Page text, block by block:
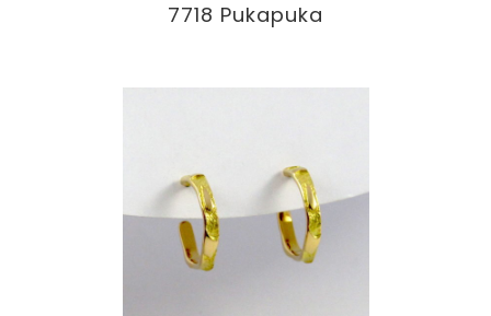
7718 Pukapuka